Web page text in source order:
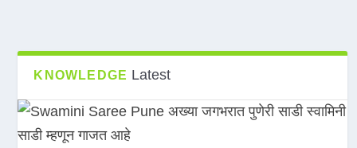
KNOWLEDGE Latest